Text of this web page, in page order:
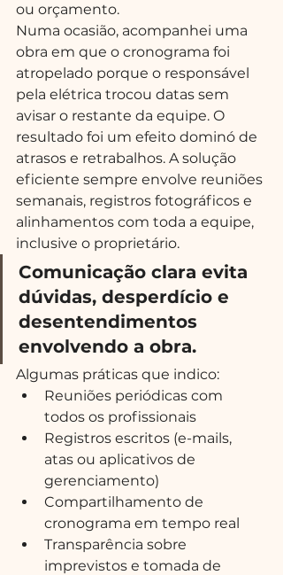
ou orçamento.
Numa ocasião, acompanhei uma
obra em que o cronograma foi
atropelado porque o responsável
pela elétrica trocou datas sem
avisar o restante da equipe. O
resultado foi um efeito dominó de
atrasos e retrabalhos. A solução
eficiente sempre envolve reuniões
semanais, registros fotográficos e
alinhamentos com toda a equipe,
inclusive o proprietário.
Comunicação clara evita
dúvidas, desperdício e
desentendimentos
envolvendo a obra.
Algumas práticas que indico:
Reuniões periódicas com
todos os profissionais
Registros escritos (e-mails,
atas ou aplicativos de
gerenciamento)
Compartilhamento de
cronograma em tempo real
Transparência sobre
imprevistos e tomada de